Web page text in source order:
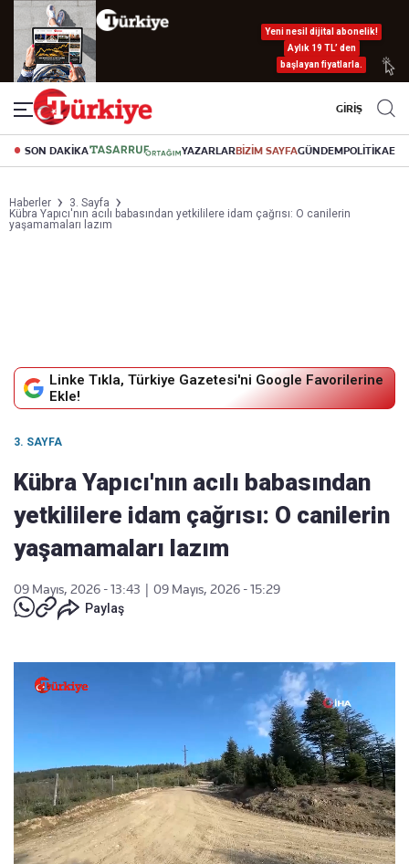
Yeni nesil dijital abonelik!
Aylık 19 TL’ den
başlayan fiyatlarla.
GİRİŞ
SON DAKİKA YAZARLARBİZİM SAYFAGÜNDEMPOLİTİKA
Haberler
3. Sayfa
Kübra Yapıcı'nın acılı babasından yetkililere idam çağrısı: O canilerin
yaşamamaları lazım
Linke Tıkla, Türkiye Gazetesi'ni Google Favorilerine
Ekle!
3. SAYFA
Kübra Yapıcı'nın acılı babasından
yetkililere idam çağrısı: O canilerin
yaşamamaları lazım
09 Mayıs, 2026 - 13:43
09 Mayıs, 2026 - 15:29
Paylaş